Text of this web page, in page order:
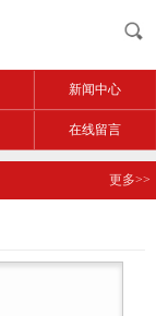
新闻中心
在线留言
更多>>